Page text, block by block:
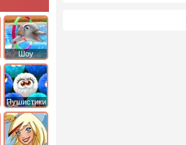
Шоу
дельфинов
Пушистики